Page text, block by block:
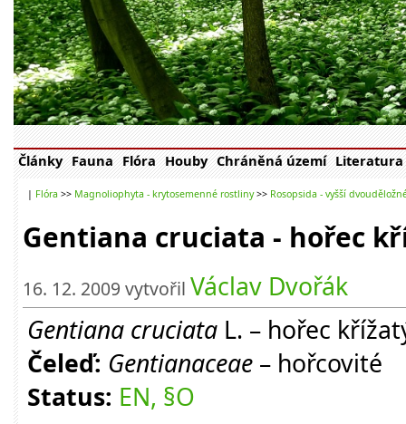
Články Fauna Flóra Houby Chráněná území Literatura
| Flóra >> Magnoliophyta - krytosemenné rostliny>> Rosopsida - vyšší
Gentiana cruciata - hořec
16. 12. 2009 vytvořil Václav Dvořák
Gentiana cruciata L. – hořec
Čeleď: Gentianaceae – hořcovité
Status: EN, §O